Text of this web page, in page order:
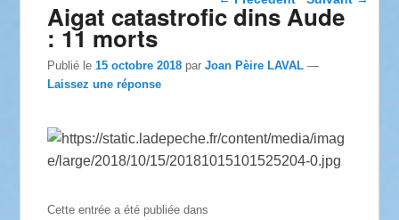
articles
Aigat catastrofic dins Aude
: 11 morts
Publié le15 octobre 2018 parJoan Pèire LAVAL —
Laissez une réponse
Cette entrée a été publiée dans